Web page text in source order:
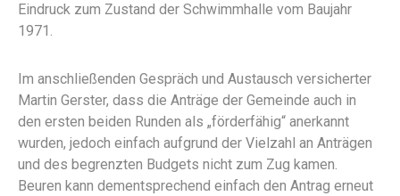
Eindruck zum Zustand der Schwimmhalle vom Baujahr
1971.
Im anschließenden Gespräch und Austausch versicherter
Martin Gerster, dass die Anträge der Gemeinde auch in
den ersten beiden Runden als „förderfähig“ anerkannt
wurden, jedoch einfach aufgrund der Vielzahl an Anträgen
und des begrenzten Budgets nicht zum Zug kamen.
Beuren kann dementsprechend einfach den Antrag erneut